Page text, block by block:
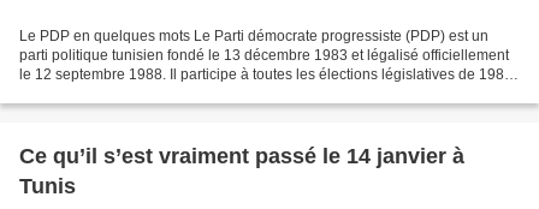
Le PDP en quelques mots Le Parti démocrate progressiste (PDP) est un
parti politique tunisien fondé le 13 décembre 1983 et légalisé officiellement
le 12 septembre 1988. Il participe à toutes les élections législatives de 1989
Ce qu’il s’est vraiment passé le 14 janvier à
Tunis